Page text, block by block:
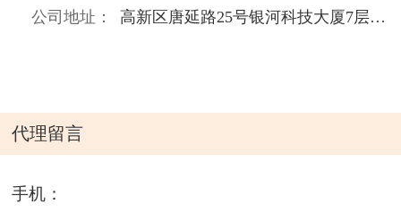
公司地址： 高新区唐延路25号银河科技大厦7层7C018
代理留言
手机：